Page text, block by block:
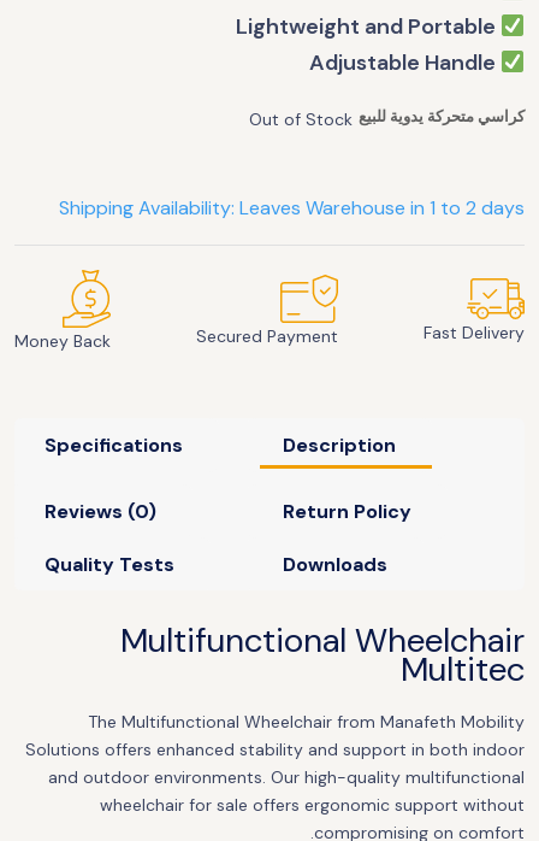
كراسي متحركة يدوية للبيع Out of Stock
Shipping Availability: Leaves Warehouse in 1 to 2 days
Fast Delivery
Secured Payment
Money Back
Description
Specifications
Return Policy
Reviews (0)
Downloads
Quality Tests
Multifunctional Wheelchair
Multitec
The Multifunctional Wheelchair from Manafeth Mobility
Solutions offers enhanced stability and support in both indoor
and outdoor environments. Our high-quality multifunctional
wheelchair for sale offers ergonomic support without
compromising on comfort.